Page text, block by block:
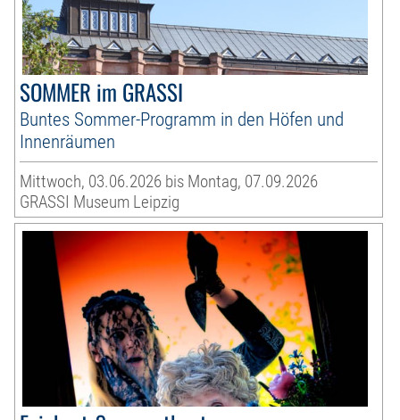
SOMMER im GRASSI
Buntes Sommer-Programm in den Höfen und
Innenräumen
Mittwoch, 03.06.2026 bis Montag, 07.09.2026
GRASSI Museum Leipzig